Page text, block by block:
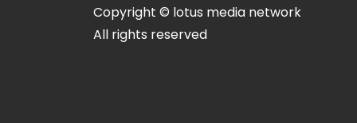
Copyright © lotus media network
All rights reserved